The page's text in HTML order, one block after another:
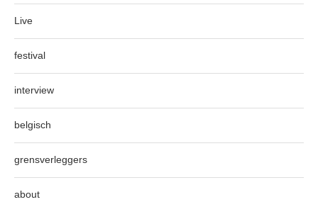
Live
festival
interview
belgisch
grensverleggers
about